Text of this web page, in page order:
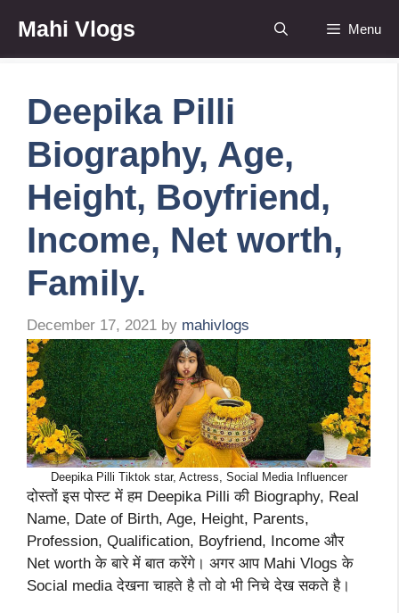
content
Mahi Vlogs Menu
Deepika Pilli
Biography, Age,
Height, Boyfriend,
Income, Net worth,
Family.
December 17, 2021 by mahivlogs
Deepika Pilli Tiktok star, Actress, Social Media Influencer
दोस्तों इस पोस्ट में हम Deepika Pilli की Biography, Real
Name, Date of Birth, Age, Height, Parents,
Profession, Qualification, Boyfriend, Income और
Net worth के बारे में बात करेंगे। अगर आप Mahi Vlogs के
Social media देखना चाहते है तो वो भी निचे देख सकते है।